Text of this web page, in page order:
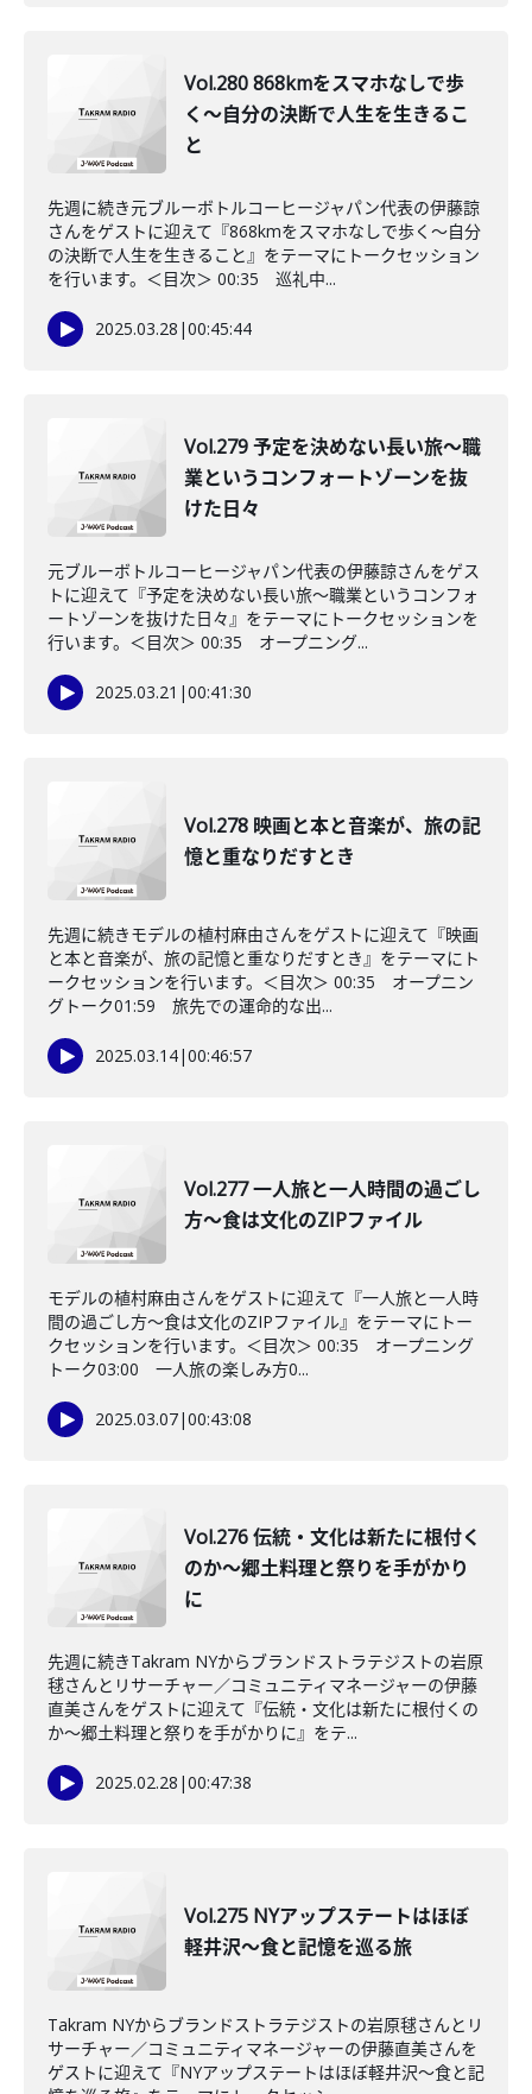
Vol.280 868kmをスマホなしで歩
く〜自分の決断で人生を生きるこ
と
先週に続き元ブルーボトルコーヒージャパン代表の伊藤諒
さんをゲストに迎えて『868kmをスマホなしで歩く〜自分
の決断で人生を生きること』をテーマにトークセッション
を行います。＜目次＞ 00:35 巡礼中...
2025.03.28 |00:45:44
Vol.279 予定を決めない長い旅〜職
業というコンフォートゾーンを抜
けた日々
元ブルーボトルコーヒージャパン代表の伊藤諒さんをゲス
トに迎えて『予定を決めない長い旅〜職業というコンフォ
ートゾーンを抜けた日々』をテーマにトークセッションを
行います。＜目次＞ 00:35 オープニング...
2025.03.21 |00:41:30
Vol.278 映画と本と音楽が、旅の記
憶と重なりだすとき
先週に続きモデルの植村麻由さんをゲストに迎えて『映画
と本と音楽が、旅の記憶と重なりだすとき』をテーマにト
ークセッションを行います。＜目次＞ 00:35 オープニン
グトーク01:59 旅先での運命的な出...
2025.03.14|00:46:57
Vol.277 一人旅と一人時間の過ごし
方～食は文化のZIPファイル
モデルの植村麻由さんをゲストに迎えて『一人旅と一人時
間の過ごし方～食は文化のZIPファイル』をテーマにトー
クセッションを行います。＜目次＞ 00:35 オープニング
トーク03:00 一人旅の楽しみ方0...
2025.03.07|00:43:08
Vol.276 伝統・文化は新たに根付く
のか～郷土料理と祭りを手がかり
に
先週に続きTakram NYからブランドストラテジストの岩原
毬さんとリサーチャー／コミュニティマネージャーの伊藤
直美さんをゲストに迎えて『伝統・文化は新たに根付くの
か～郷土料理と祭りを手がかりに』をテ...
2025.02.28 |00:47:38
Vol.275 NYアップステートはほぼ
軽井沢～食と記憶を巡る旅
Takram NYからブランドストラテジストの岩原毬さんとリ
サーチャー／コミュニティマネージャーの伊藤直美さんを
ゲストに迎えて『NYアップステートはほぼ軽井沢～食と記